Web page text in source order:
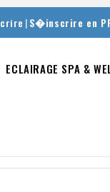
|S�inscrire en
ECLAIRAGE SPA &